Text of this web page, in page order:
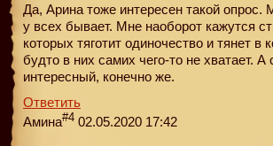
Да, Арина тоже интересен такой опрос.
у всех бывает. Мне наоборот кажутся
которых тяготит одиночество и тянет в
будто в них самих чего-то не хватает. А
интересный, конечно же.
Ответить
Амина#4 02.05.2020 17:42